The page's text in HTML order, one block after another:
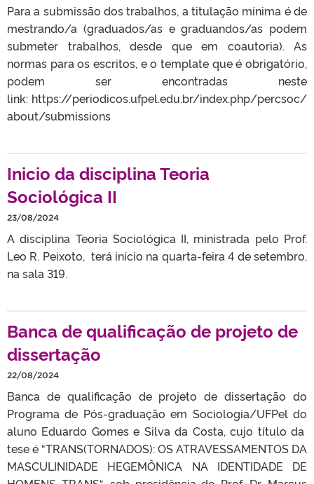
Para a submissão dos trabalhos, a titulação mínima é de
mestrando/a (graduados/as e graduandos/as podem
submeter trabalhos, desde que em coautoria). As
normas para os escritos, e o template que é obrigatório,
podem ser encontradas neste
link: https://periodicos.ufpel.edu.br/index.php/percsoc/
about/submissions
Inicio da disciplina Teoria
Sociológica II
23/08/2024
A disciplina Teoria Sociológica II, ministrada pelo Prof.
Leo R. Peixoto, terá início na quarta-feira 4 de setembro,
na sala 319.
Banca de qualificação de projeto de
dissertação
22/08/2024
Banca de qualificação de projeto de dissertação do
Programa de Pós-graduação em Sociologia/UFPel do
aluno Eduardo Gomes e Silva da Costa, cujo título da
tese é “TRANS(TORNADOS): OS ATRAVESSAMENTOS DA
MASCULINIDADE HEGEMÔNICA NA IDENTIDADE DE